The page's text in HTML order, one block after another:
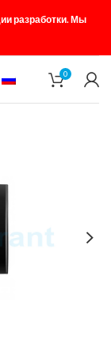
разработки. Мы
0